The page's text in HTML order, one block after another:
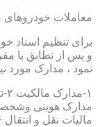
معاملات خودروهای
برای تنظیم اسناد
و پس از تطابق با
نمود ، مدارک مورد
مالیات نقل و انتقال ۶- بیمه نامه شخص ثالث معتبر ۷-کارت سوخت